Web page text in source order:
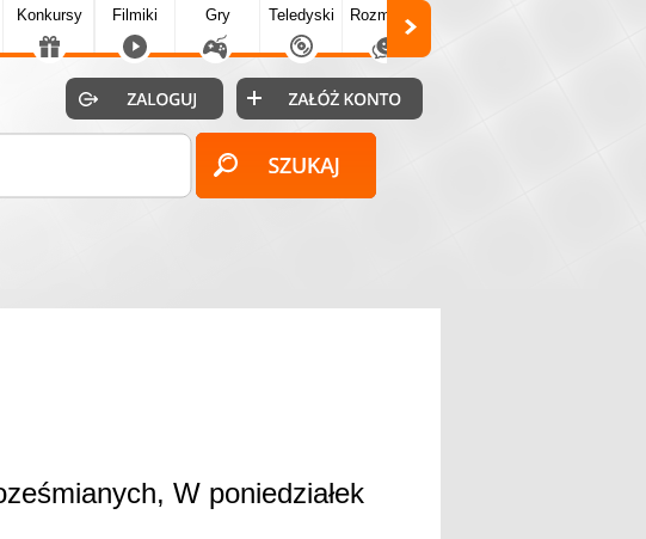
Konkursy Filmiki Gry Teledyski Rozmówki
W poniedziałek